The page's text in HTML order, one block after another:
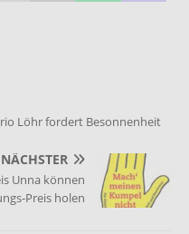
Löhr fordert Besonnenheit
NÄCHSTER
Unna können
Preis holen